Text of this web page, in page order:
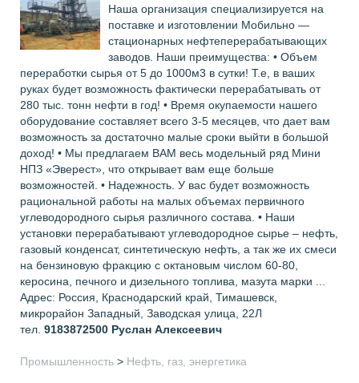
Наша организация специализируется на
поставке и изготовлении Мобильно —
стационарных нефтеперерабатывающих
заводов. Наши преимущества: • Объем
переработки сырья от 5 до 1000м3 в сутки! Т.е, в ваших
руках будет возможность фактически перерабатывать от
280 тыс. тонн нефти в год! • Время окупаемости нашего
оборудование составляет всего 3-5 месяцев, что дает вам
возможность за достаточно малые сроки выйти в большой
доход! • Мы предлагаем ВАМ весь модельный ряд Мини
НПЗ «Эверест», что открывает вам еще больше
возможностей. • Надежность. У вас будет возможность
рациональной работы на малых объемах первичного
углеводородного сырья различного состава. • Наши
установки перерабатывают углеводородное сырье – нефть,
газовый конденсат, синтетическую нефть, а так же их смеси
на бензиновую фракцию с октановым числом 60-80,
керосина, печного и дизельного топлива, мазута марки ...
Адрес: Россия, Краснодарский край, Тимашевск,
микрорайон Западный, Заводская улица, 22Л
тел. 9183872500 Руслан Алексеевич
Промышленность > Нефть, газ, энергетика